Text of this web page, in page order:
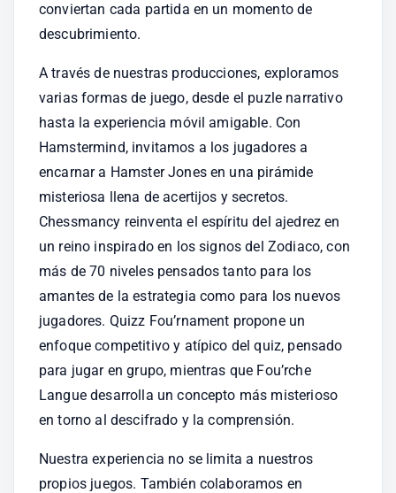
conviertan cada partida en un momento de
descubrimiento.
A través de nuestras producciones, exploramos
varias formas de juego, desde el puzle narrativo
hasta la experiencia móvil amigable. Con
Hamstermind, invitamos a los jugadores a
encarnar a Hamster Jones en una pirámide
misteriosa llena de acertijos y secretos.
Chessmancy reinventa el espíritu del ajedrez en
un reino inspirado en los signos del Zodiaco, con
más de 70 niveles pensados tanto para los
amantes de la estrategia como para los nuevos
jugadores. Quizz Fou’rnament propone un
enfoque competitivo y atípico del quiz, pensado
para jugar en grupo, mientras que Fou’rche
Langue desarrolla un concepto más misterioso
en torno al descifrado y la comprensión.
Nuestra experiencia no se limita a nuestros
propios juegos. También colaboramos en